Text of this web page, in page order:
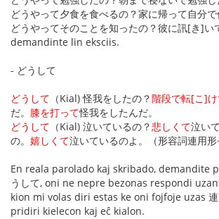
どうやって夕食を食べるの？家に帰って自分で
どうやってそのことを知ったの？彼に訊[き]い
demandinte lin eksciis.
- どうして
どうして （Kial) 怪我をしたの？階段で転[こ]
だ。 膝を打って怪我をしたんだ。
どうして （Kial) 泣いているの？悲しくて泣い
の。 嬉しくて泣いているのよ。（形容詞連用形
En reala parolado kaj skribado, demandite
うして, oni ne nepre bezonas respondi
kion mi volas diri estas ke oni fojfoje uzas
pridiri kielecon kaj eĉ kialon.